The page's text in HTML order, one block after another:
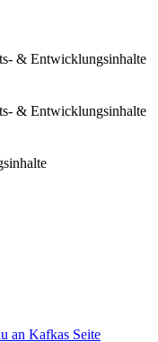
& Entwicklungsinhalte
& Entwicklungsinhalte